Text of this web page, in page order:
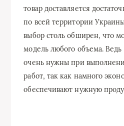
товар доставляется
по всей территории
выбор столь обширен, что
модель любого объема.
очень нужны при
работ, так как намного
обеспечивают нужную